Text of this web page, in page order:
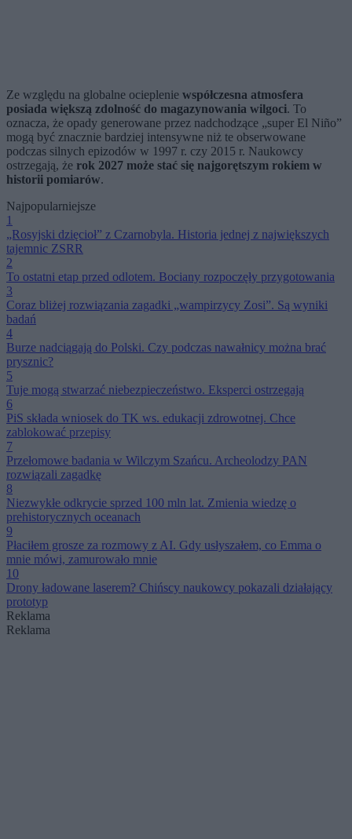
Ze względu na globalne ocieplenie współczesna atmosfera
posiada większą zdolność do magazynowania wilgoci. To
oznacza, że opady generowane przez nadchodzące „super El Niño”
mogą być znacznie bardziej intensywne niż te obserwowane
podczas silnych epizodów w 1997 r. czy 2015 r. Naukowcy
ostrzegają, że rok 2027 może stać się najgorętszym rokiem w
historii pomiarów.
Najpopularniejsze
1
„Rosyjski dzięcioł” z Czarnobyla. Historia jednej z największych
tajemnic ZSRR
2
To ostatni etap przed odlotem. Bociany rozpoczęły przygotowania
3
Coraz bliżej rozwiązania zagadki „wampirzycy Zosi”. Są wyniki
badań
4
Burze nadciągają do Polski. Czy podczas nawałnicy można brać
prysznic?
5
Tuje mogą stwarzać niebezpieczeństwo. Eksperci ostrzegają
6
PiS składa wniosek do TK ws. edukacji zdrowotnej. Chce
zablokować przepisy
7
Przełomowe badania w Wilczym Szańcu. Archeolodzy PAN
rozwiązali zagadkę
8
Niezwykłe odkrycie sprzed 100 mln lat. Zmienia wiedzę o
prehistorycznych oceanach
9
Płaciłem grosze za rozmowy z AI. Gdy usłyszałem, co Emma o
mnie mówi, zamurowało mnie
10
Drony ładowane laserem? Chińscy naukowcy pokazali działający
prototyp
Reklama
Reklama